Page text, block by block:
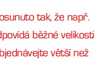
tak, že např.
běžné velikosti
větší než